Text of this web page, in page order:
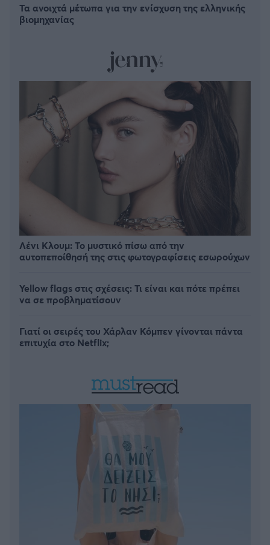
Τα ανοιχτά μέτωπα για την ενίσχυση της ελληνικής
βιομηχανίας
Λένι Κλουμ: Το μυστικό πίσω από την
αυτοπεποίθησή της στις φωτογραφίσεις εσωρούχων
Yellow flags στις σχέσεις: Τι είναι και πότε πρέπει
να σε προβληματίσουν
Γιατί οι σειρές του Χάρλαν Κόμπεν γίνονται πάντα
επιτυχία στο Netflix;